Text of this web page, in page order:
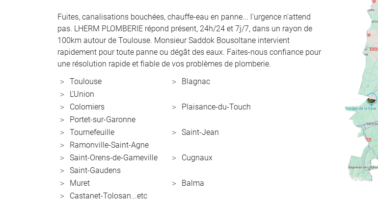
Fuites, canalisations bouchées, chauffe-eau en panne... l'urgence n'attend
pas. LHERM PLOMBERIE répond présent, 24h/24 et 7j/7, dans un rayon de
100km autour de Toulouse. Monsieur Saddok Bousoltane intervient
rapidement pour toute panne ou dégât des eaux. Faites-nous confiance pour
une résolution rapide et fiable de vos problèmes de plomberie.
Toulouse
Blagnac
L'Union
Colomiers
Plaisance-du-Touch
Portet-sur-Garonne
Tournefeuille
Saint-Jean
Ramonville-Saint-Agne
Saint-Orens-de-Gameville
Cugnaux
Saint-Gaudens
Muret
Balma
Castanet-Tolosan...etc